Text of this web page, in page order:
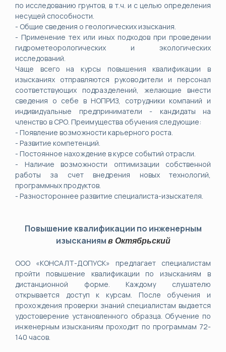
по исследованию грунтов, в т.ч. и с целью определения
несущей способности.
- Общие сведения о геологических изыскания.
- Применение тех или иных подходов при проведении
гидрометеорологических и экологических
исследований.
Чаще всего на курсы повышения квалификации в
изысканиях отправляются руководители и персонал
соответствующих подразделений, желающие внести
сведения о себе в НОПРИЗ, сотрудники компаний и
индивидуальные предприниматели - кандидаты на
членство в СРО. Преимущества обучения следующие:
- Появление возможности карьерного роста.
- Развитие компетенций.
- Постоянное нахождение в курсе событий отрасли.
- Наличие возможности оптимизации собственной
работы за счет внедрения новых технологий,
программных продуктов.
- Разностороннее развитие специалиста-изыскателя.
Повышение квалификации по инженерным
изысканиям в Октябрьский
ООО «КОНСАЛТ-ДОПУСК» предлагает специалистам
пройти повышение квалификации по изысканиям в
дистанционной форме. Каждому слушателю
открывается доступ к курсам. После обучения и
прохождения проверки знаний специалистам выдается
удостоверение установленного образца. Обучение по
инженерным изысканиям проходит по программам 72-
140 часов.